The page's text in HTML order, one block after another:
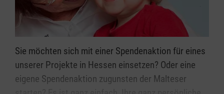
Sie möchten sich mit einer Spendenaktion für eines
unserer Projekte in Hessen einsetzen? Oder eine
eigene Spendenaktion zugunsten der Malteser